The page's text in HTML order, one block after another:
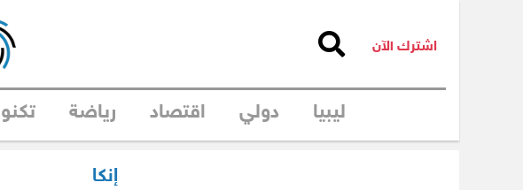
اشترك الآن
ليبيا دولي اقتصاد رياضة
إنكا